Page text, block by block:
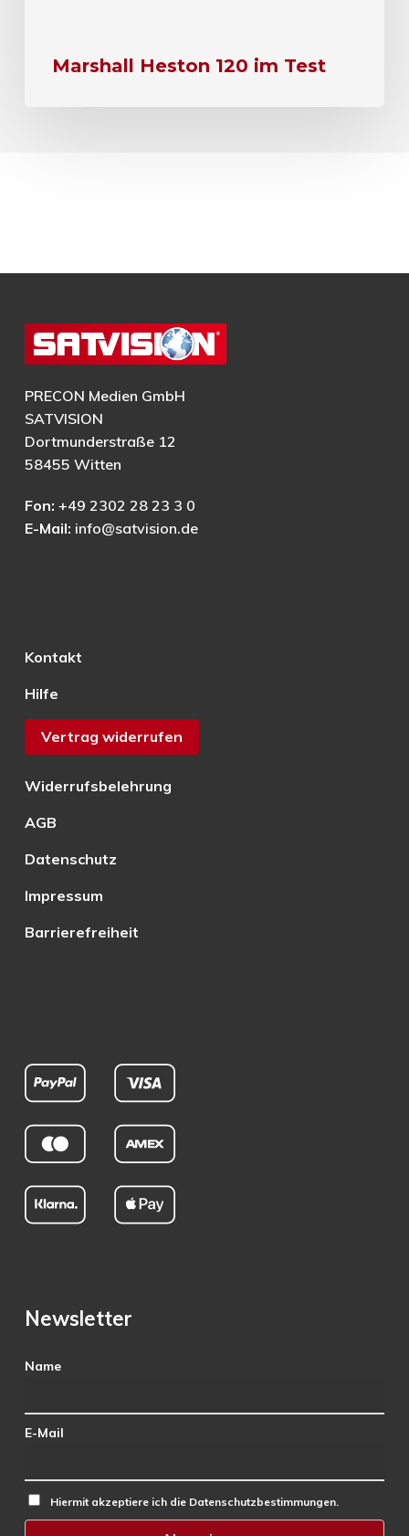
Marshall Heston 120 im Test
PRECON Medien GmbH
SATVISION
Dortmunderstraße 12
58455 Witten
Fon: +49 2302 28 23 3 0
E-Mail: info@satvision.de
Kontakt
Hilfe
Vertrag widerrufen
Widerrufsbelehrung
AGB
Datenschutz
Impressum
Barrierefreiheit
Newsletter
Name
E-Mail
Hiermit akzeptiere ich die Datenschutzbestimmungen.